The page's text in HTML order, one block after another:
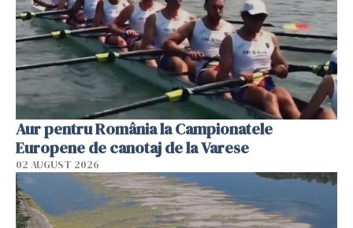
Aur pentru România la Campionatele
Europene de canotaj de la Varese
02 AUGUST 2026